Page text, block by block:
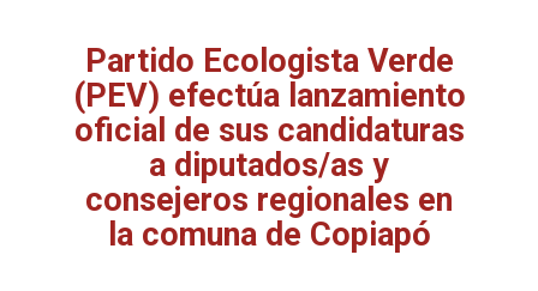
Partido Ecologista Verde
(PEV) efectúa lanzamiento
oficial de sus candidaturas
a diputados/as y
consejeros regionales en
la comuna de Copiapó